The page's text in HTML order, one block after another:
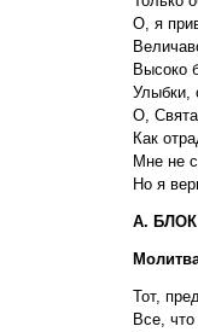
О, я
Высоко
Улыбки,
О,
Как
Мне не
Но я
А. БЛОК
Тот,
Все,